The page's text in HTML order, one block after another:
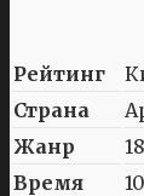
Рейтинг
Страна
Жанр
Время